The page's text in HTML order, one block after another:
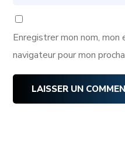
Enregistrer mon nom,
navigateur pour mon